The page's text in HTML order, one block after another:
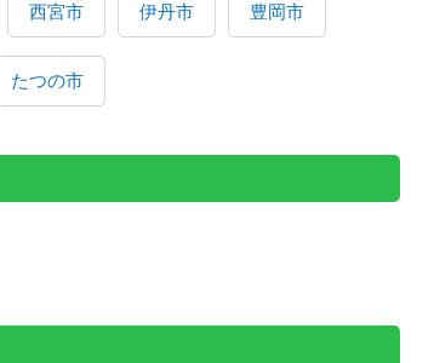
西宮市 伊丹市 豊岡市
たつの市